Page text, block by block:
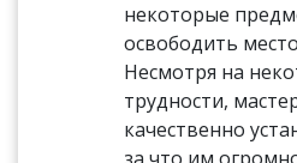
некоторые
освободить
Несмотря на
трудности,
качественно